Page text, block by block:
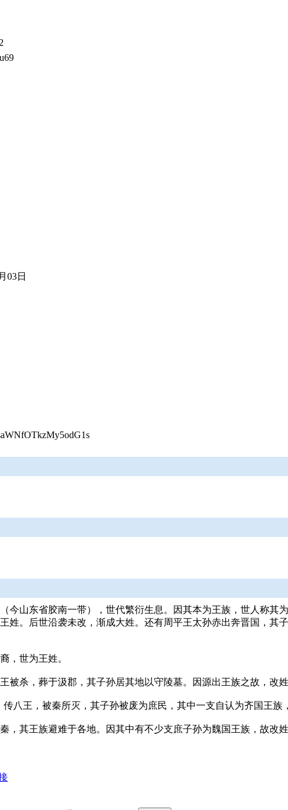
03日
山东省胶南一带），世代繁衍生息。因其本为王族，世人称其
。后世沿袭未改，渐成大姓。还有周平王太孙赤出奔晋国，其
，世为王姓。
杀，葬于汲郡，其子孙居其地以守陵墓。因源出王族之故，改姓
八王，被秦所灭，其子孙被废为庶民，其中一支自认为齐国王族
其王族避难于各地。因其中有不少支庶子孙为魏国王族，故改